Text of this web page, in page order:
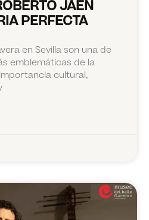
JAEN
PERFECTA
en Sevilla son una de
emblemáticas de la
cultural,